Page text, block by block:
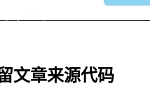
文章来源代码